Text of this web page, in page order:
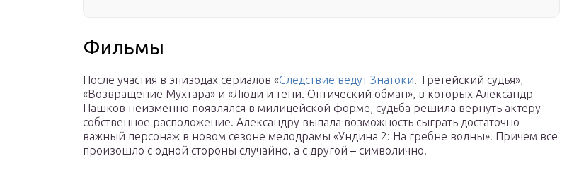
Фильмы
После участия в эпизодах сериалов «Следствие ведут Знатоки. Третейский судья»,
«Возвращение Мухтара» и «Люди и тени. Оптический обман», в которых Александр
Пашков неизменно появлялся в милицейской форме, судьба решила вернуть актеру
собственное расположение. Александру выпала возможность сыграть достаточно
важный персонаж в новом сезоне мелодрамы «Ундина 2: На гребне волны». Причем все
произошло с одной стороны случайно, а с другой – символично.